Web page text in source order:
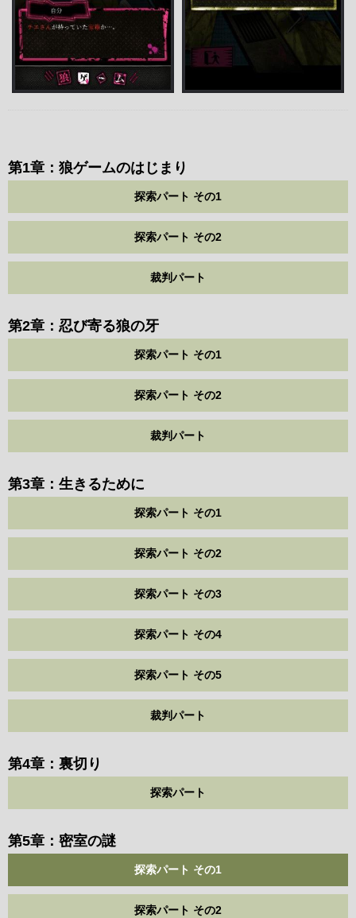
第1章：狼ゲームのはじまり
探索パート その1
探索パート その2
裁判パート
第2章：忍び寄る狼の牙
探索パート その1
探索パート その2
裁判パート
第3章：生きるために
探索パート その1
探索パート その2
探索パート その3
探索パート その4
探索パート その5
裁判パート
第4章：裏切り
探索パート
第5章：密室の謎
探索パート その1
探索パート その2